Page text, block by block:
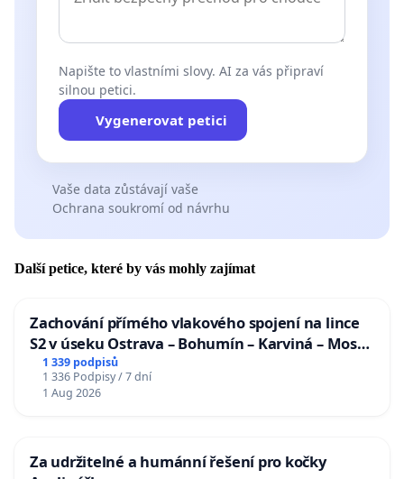
Napište to vlastními slovy. AI za vás připraví
silnou petici.
Vygenerovat petici
Vaše data zůstávají vaše
Ochrana soukromí od návrhu
Další petice, které by vás mohly zajímat
Zachování přímého vlakového spojení na lince
S2 v úseku Ostrava – Bohumín – Karviná – Mosty
u Jablunkova
1 339 podpisů
1 336 Podpisy / 7 dní
1 Aug 2026
Za udržitelné a humánní řešení pro kočky